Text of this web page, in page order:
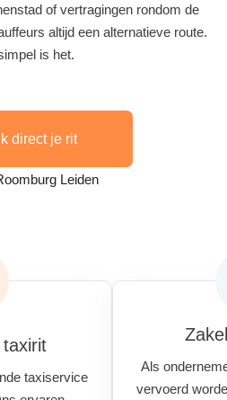
of vertragingen rondom de
altijd een alternatieve route.
is het.
direct je rit
taxiservice
Als
vervoerd